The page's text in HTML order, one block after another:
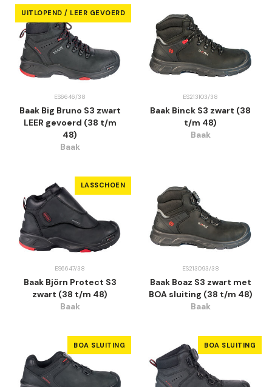
UITLOPEND / LEER GEVOERD
ES6646/38
Baak Big Bruno S3 zwart
LEER gevoerd (38 t/m
48)
Baak
ES213103/38
Baak Binck S3 zwart (38
t/m 48)
Baak
LASSCHOEN
ES6647/38
Baak Björn Protect S3
zwart (38 t/m 48)
Baak
ES213093/38
Baak Boaz S3 zwart met
BOA sluiting (38 t/m 48)
Baak
BOA SLUITING BOA SLUITING